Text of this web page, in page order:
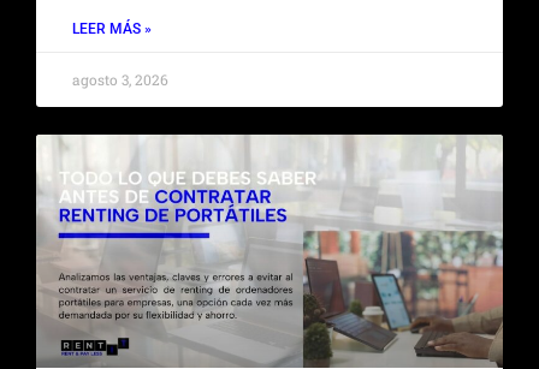
LEER MÁS »
agosto 3, 2026